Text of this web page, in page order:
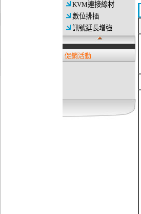
KVM連接線材
數位排插
訊號延長增強
促銷活動